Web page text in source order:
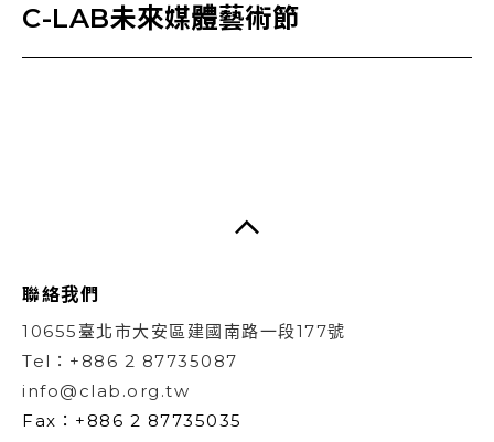
C-LAB未來媒體藝術節
聯絡我們
10655臺北市大安區建國南路一段177號
Tel：+886 2 87735087
info@clab.org.tw
Fax：+886 2 87735035